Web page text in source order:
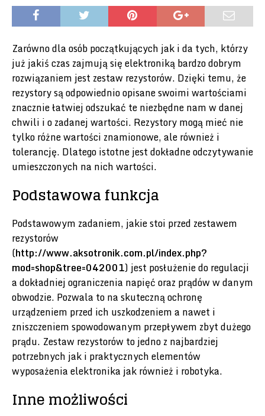
Zarówno dla osób początkujących jak i da tych, którzy
już jakiś czas zajmują się elektroniką bardzo dobrym
rozwiązaniem jest zestaw rezystorów. Dzięki temu, że
rezystory są odpowiednio opisane swoimi wartościami
znacznie łatwiej odszukać te niezbędne nam w danej
chwili i o zadanej wartości. Rezystory mogą mieć nie
tylko różne wartości znamionowe, ale również i
tolerancję. Dlatego istotne jest dokładne odczytywanie
umieszczonych na nich wartości.
Podstawowa funkcja
Podstawowym zadaniem, jakie stoi przed zestawem
rezystorów
(http://www.aksotronik.com.pl/index.php?
mod=shop&tree=042001) jest posłużenie do regulacji
a dokładniej ograniczenia napięć oraz prądów w danym
obwodzie. Pozwala to na skuteczną ochronę
urządzeniem przed ich uszkodzeniem a nawet i
zniszczeniem spowodowanym przepływem zbyt dużego
prądu. Zestaw rezystorów to jedno z najbardziej
potrzebnych jak i praktycznych elementów
wyposażenia elektronika jak również i robotyka.
Inne możliwości